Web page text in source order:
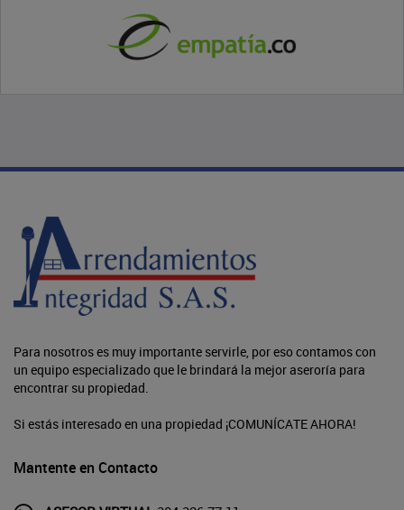
Para nosotros es muy importante servirle, por eso contamos con
un equipo especializado que le brindará la mejor aseroría para
encontrar su propiedad.
Si estás interesado en una propiedad ¡COMUNÍCATE AHORA!
Mantente en Contacto